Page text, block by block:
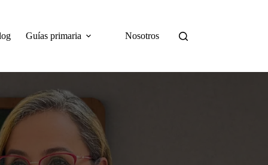
Guías primaria Nosotros